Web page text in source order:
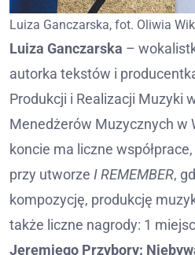
Luiza Ganczarska, fot. Oliwia
Luiza Ganczarska –
autorka tekstów i
Produkcji i Realizacji Muzyki
Menedżerów Muzycznych w
koncie ma liczne
przy utworze I REMEMBER,
kompozycję, produkcję
także liczne nagrody: 1
Jeremiego Przybory: